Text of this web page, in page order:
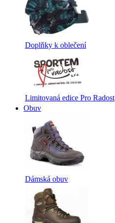
Doplňky k oblečení
Limitovaná edice Pro Radost
Obuv
Dámská obuv